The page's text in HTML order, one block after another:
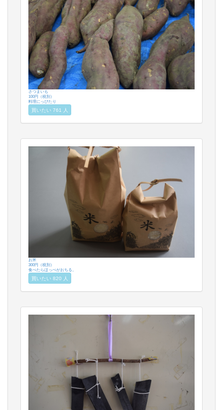
さつまいも
100円（税別）
料理にっぴたり
買いたい 761 人
お米
300円（税別）
食べたらほっぺがおちる。
買いたい 820 人